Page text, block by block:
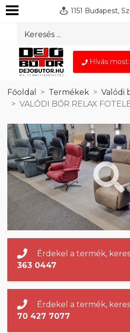
1151 Budapest,
Hívás
Főoldal Termékek
Valódi
VALÓDI BŐR RELAX
Érdekel a termék,
363 0447
Érdekel a termék,
70 427 7077